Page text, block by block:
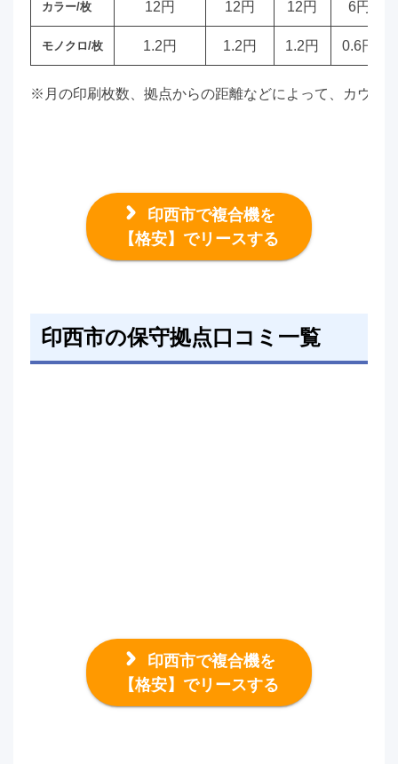
カラー/枚 12円 12円 12円 6円
モノクロ/枚 1.2円 1.2円 1.2円 0.6円
※月の印刷枚数、拠点からの距離などによって、カウン
印西市で複合機を
【格安】でリースする
印西市の保守拠点口コミ一覧
印西市で複合機を
【格安】でリースする